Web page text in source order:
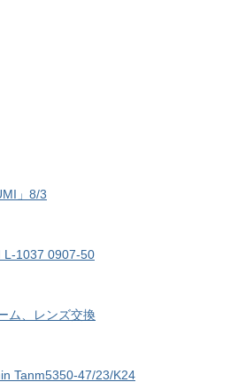
」8/3
L-1037 0907-50
ム、レンズ交換
Tanm5350-47/23/K24